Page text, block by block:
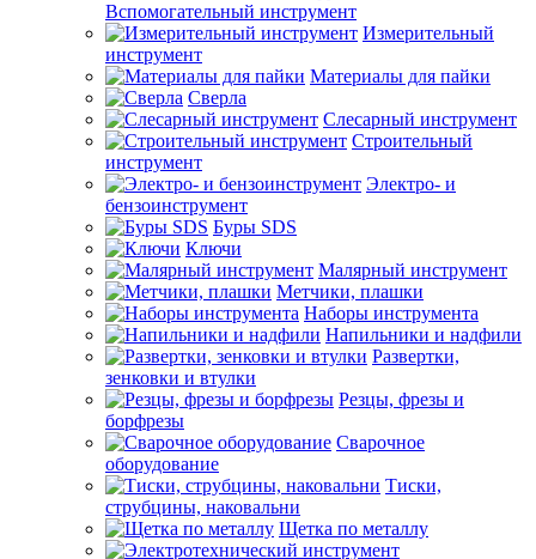
Вспомогательный инструмент
Измерительный
инструмент
Материалы для пайки
Сверла
Слесарный инструмент
Строительный
инструмент
Электро- и
бензоинструмент
Буры SDS
Ключи
Малярный инструмент
Метчики, плашки
Наборы инструмента
Напильники и надфили
Развертки,
зенковки и втулки
Резцы, фрезы и
борфрезы
Сварочное
оборудование
Тиски,
струбцины, наковальни
Щетка по металлу